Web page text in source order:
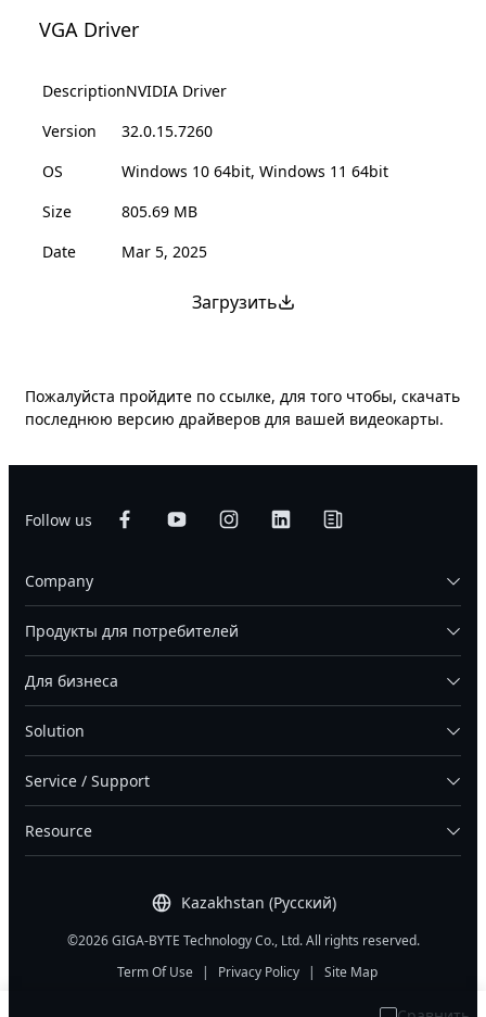
VGA Driver
DescriptionNVIDIA Driver
Version
32.0.15.7260
OS
Windows 10 64bit, Windows 11 64bit
Size
805.69 MB
Date
Mar 5, 2025
Загрузить
Пожалуйста пройдите по ссылке, для того чтобы, скачать
последнюю версию драйверов для вашей видеокарты.
Follow us
Kazakhstan (Русский)
Company
Продукты для потребителей
Для бизнеса
Solution
Service / Support
Resource
©2026 GIGA-BYTE Technology Co., Ltd. All rights reserved.
Term Of Use
| Privacy Policy | Site Map